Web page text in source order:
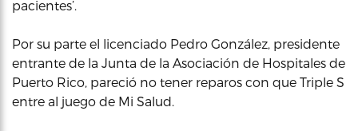
pacientes’.
Por su parte el licenciado Pedro González, presidente
entrante de la Junta de la Asociación de Hospitales de
Puerto Rico, pareció no tener reparos con que Triple S
entre al juego de Mi Salud.